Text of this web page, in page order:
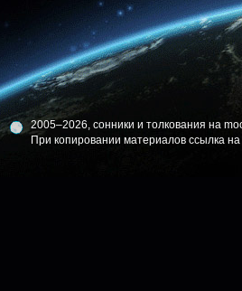
2005–2026, сонники и толкования на
При копировании материалов ссылка